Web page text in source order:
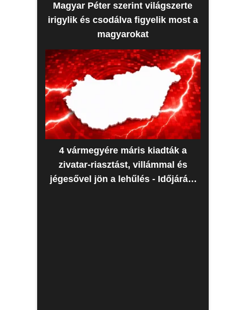
Magyar Péter szerint világszerte
irigylik és csodálva figyelik most a
magyarokat
4 vármegyére máris kiadták a
zivatar-riasztást, villámmal és
jégesővel jön a lehűlés - Időjárás-